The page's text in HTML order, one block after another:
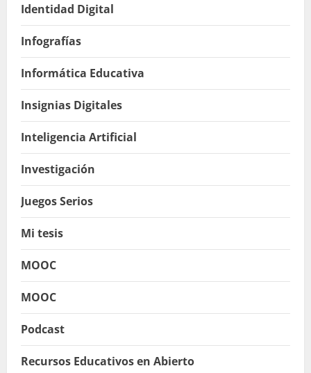
Identidad Digital
Infografías
Informática Educativa
Insignias Digitales
Inteligencia Artificial
Investigación
Juegos Serios
Mi tesis
MOOC
MOOC
Podcast
Recursos Educativos en Abierto